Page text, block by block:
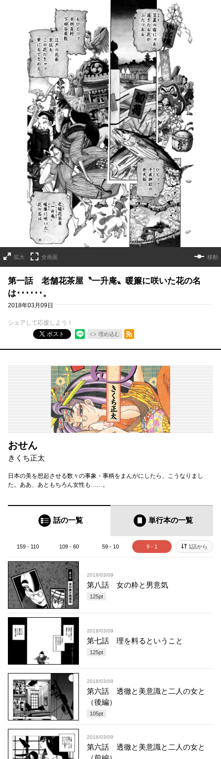
拡大 全画面 移動
第一話 老舗花茶屋〝一升庵〟暖簾に咲いた花の名
は･･････。
2018年03月09日
シェアして応援しよう！
ポスト
埋め込む
RSSフィード
おせん
きくち正太
日本の美を想起させる数々の事象・事柄をまんがにしたら、こうなりまし
た。ああ、あともちろん女性も……。
話の一覧 単行本の一覧
159 - 110 109 - 60 59 - 10 9 - 1 1話から
2018/03/09
第八話 女の粋と男意気
125pt
2018/03/09
第七話 理を料るということ
125pt
2018/03/09
第六話 透徹と美意識と二人の女と
（後編）
105pt
2018/03/09
第六話 透徹と美意識と二人の女と